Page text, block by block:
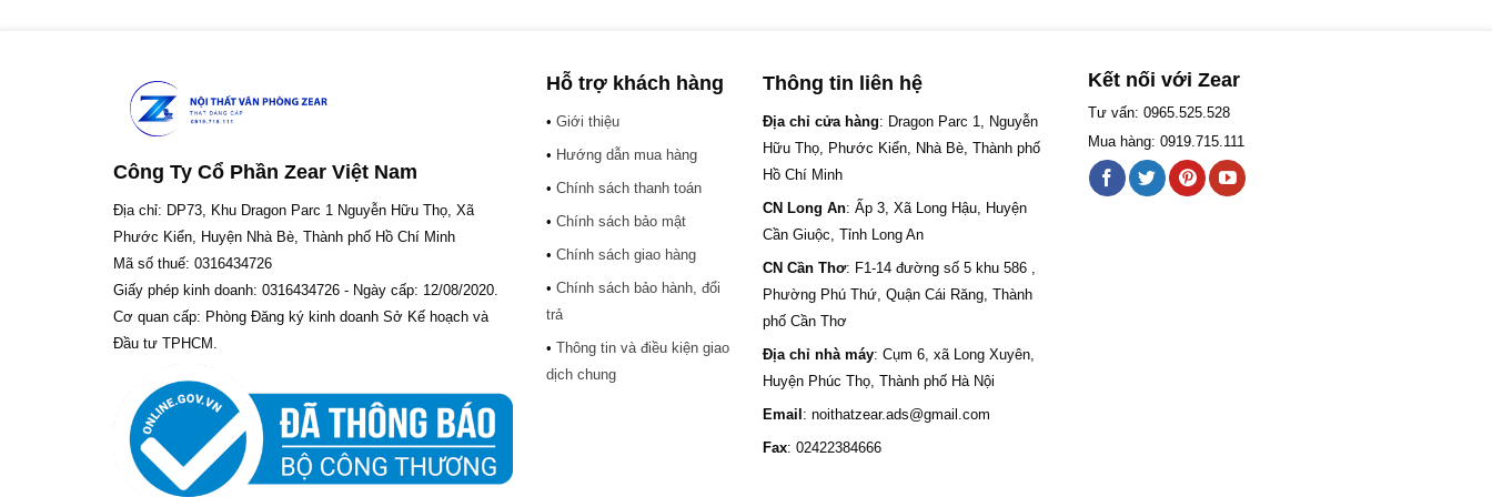
Công Ty Cổ Phần Zear Việt Nam
Địa chỉ: DP73, Khu Dragon Parc 1 Nguyễn Hữu Thọ, Xã
Phước Kiển, Huyện Nhà Bè, Thành phố Hồ Chí Minh
Mã số thuế: 0316434726
Giấy phép kinh doanh: 0316434726 - Ngày cấp: 12/08/2020.
Cơ quan cấp: Phòng Đăng ký kinh doanh Sở Kế hoạch và
Đầu tư TPHCM.
Hỗ trợ khách hàng
• Giới thiệu
• Hướng dẫn mua hàng
• Chính sách thanh toán
• Chính sách bảo mật
• Chính sách giao hàng
• Chính sách bảo hành, đổi
trả
• Thông tin và điều kiện giao
dịch chung
Thông tin liên hệ
Địa chỉ cửa hàng: Dragon Parc 1, Nguyễn
Hữu Thọ, Phước Kiển, Nhà Bè, Thành phố
Hồ Chí Minh
CN Long An: Ấp 3, Xã Long Hậu, Huyện
Cần Giuộc, Tỉnh Long An
CN Cần Thơ: F1-14 đường số 5 khu 586 ,
Phường Phú Thứ, Quận Cái Răng, Thành
phố Cần Thơ
Địa chỉ nhà máy: Cụm 6, xã Long Xuyên,
Huyện Phúc Thọ, Thành phố Hà Nội
Email : noithatzear.ads@gmail.com
Fax: 02422384666
Kết nối với Zear
Tư vấn: 0965.525.528
Mua hàng: 0919.715.111